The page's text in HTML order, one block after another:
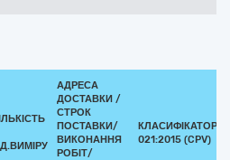
АДРЕСА
ДОСТАВКИ /
СТРОК
ПОСТАВКИ/
ВИКОНАННЯ
РОБІТ/
КЛАСИФІКАТОР
021:2015 (CPV)